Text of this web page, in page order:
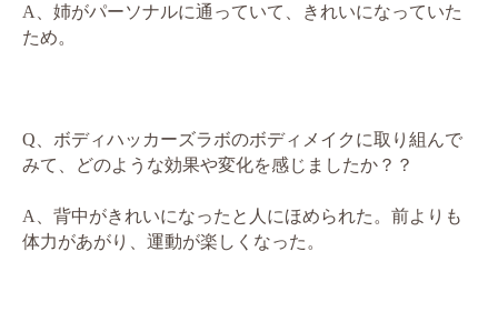
A、姉がパーソナルに通っていて、きれいになっていた
ため。
Q、ボディハッカーズラボのボディメイクに取り組んで
みて、どのような効果や変化を感じましたか？？
A、背中がきれいになったと人にほめられた。前よりも
体力があがり、運動が楽しくなった。